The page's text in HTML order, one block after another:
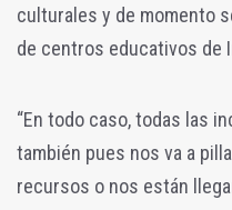
culturales y de momento
de centros educativos de
“En todo caso, todas las
también pues nos va a
recursos o nos están